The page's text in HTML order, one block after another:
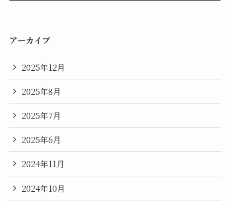
アーカイブ
2025年12月
2025年8月
2025年7月
2025年6月
2024年11月
2024年10月